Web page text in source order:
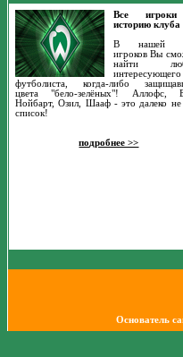
Все
историю клуба
В нашей
игроков Вы
найти
футболиста, когда-либо
цвета "бело-зелёных"! Аллофс,
Нойбарт, Озил, Шааф - это далеко не
список!
подробнее >>
Основатель